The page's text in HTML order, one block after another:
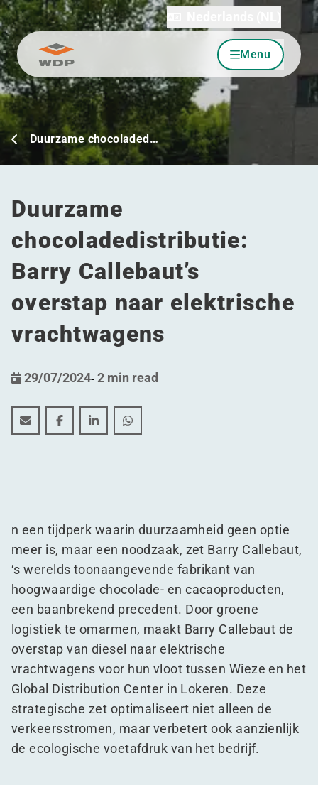
Ga naar inhoud Menu
Duurzame chocoladed…
Duurzame
chocoladedistributie:
Barry Callebaut’s
overstap naar elektrische
vrachtwagens
29/07/2024-2 min read
Duurzame chocoladedistributie: Barry Callebaut's
Duurzame chocoladedistributie: Barry
Duurzame chocoladedistributie: Barry
Duurzame chocoladedistributie:
n een tijdperk waarin duurzaamheid geen optie
meer is, maar een noodzaak, zet Barry Callebaut,
‘s werelds toonaangevende fabrikant van
hoogwaardige chocolade- en cacaoproducten,
een baanbrekend precedent. Door groene
logistiek te omarmen, maakt Barry Callebaut de
overstap van diesel naar elektrische
vrachtwagens voor hun vloot tussen Wieze en het
Global Distribution Center in Lokeren. Deze
strategische zet optimaliseert niet alleen de
verkeersstromen, maar verbetert ook aanzienlijk
de ecologische voetafdruk van het bedrijf.